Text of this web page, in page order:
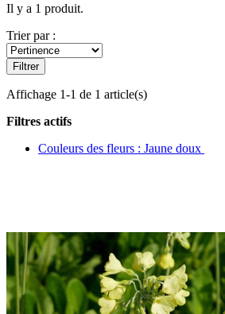
Il y a 1 produit.
Trier par :
Filtrer
Affichage 1-1 de 1 article(s)
Filtres actifs
Couleurs des fleurs : Jaune doux